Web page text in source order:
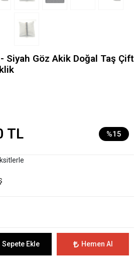
Siyah Göz Akik Doğal Taş Çift
TL %15
Sepete Ekle Hemen Al